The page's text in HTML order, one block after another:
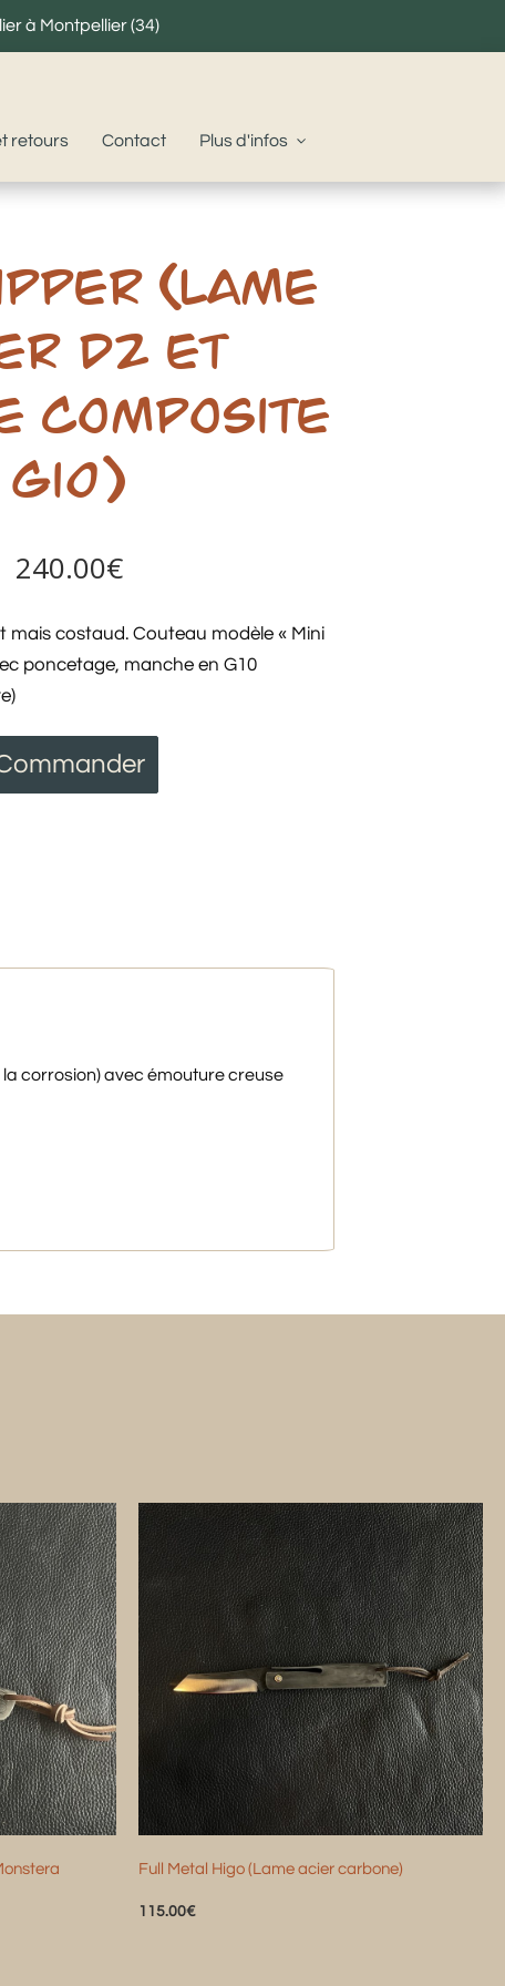
à Montpellier (34)
retours Contact Plus d'infos
(lame
D2 et
composite
G10)
240.00€
mais costaud. Couteau modèle « Mini
poncetage, manche en G10
corrosion) avec émouture creuse
Full Metal Higo (Lame acier carbone)
115.00€